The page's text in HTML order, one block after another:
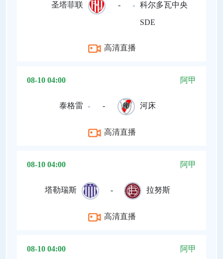
圣塔菲联 - 科尔多瓦中央
SDE
高清直播
08-10 04:00 阿甲
泰格雷 - 河床
高清直播
08-10 04:00 阿甲
塔勒瑞斯 - 拉努斯
高清直播
08-10 04:00 阿甲